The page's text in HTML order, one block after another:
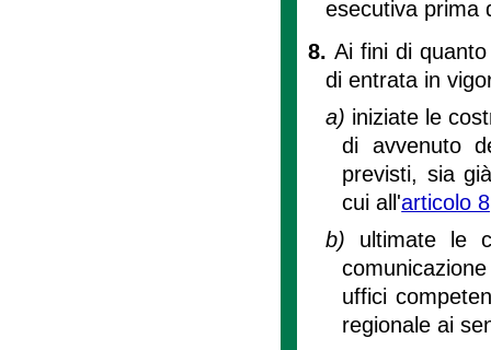
esecutiva prima
8. Ai fini di
di entrata in
a) iniziate le
di avvenuto
previsti, sia
cui all'articolo
b) ultimate le
uffici
regionale ai